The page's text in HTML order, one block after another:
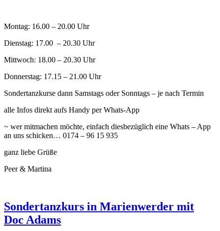
Montag: 16.00 – 20.00 Uhr
Dienstag: 17.00 – 20.30 Uhr
Mittwoch: 18.00 – 20.30 Uhr
Donnerstag: 17.15 – 21.00 Uhr
Sondertanzkurse dann Samstags oder Sonntags – je nach Termin
alle Infos direkt aufs Handy per Whats-App
~ wer mitmachen möchte, einfach diesbezüglich eine Whats – App
an uns schicken… 0174 – 96 15 935
ganz liebe Grüße
Peer & Martina
Sondertanzkurs in Marienwerder mit
Doc Adams